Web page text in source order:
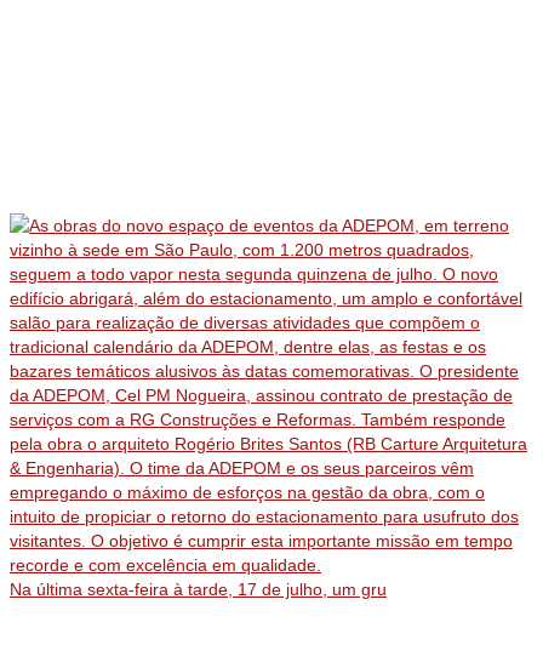
Na última sexta-feira à tarde, 17 de julho, um gru